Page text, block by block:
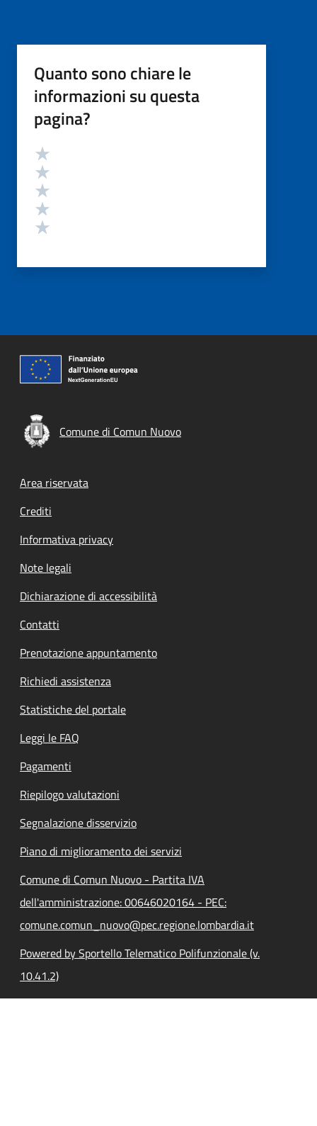
Quanto sono chiare le
informazioni su questa
pagina?
Valutazione
Comune di Comun Nuovo
Footer menu
Area riservata
Crediti
Informativa privacy
Note legali
Dichiarazione di accessibilità
Contatti
Prenotazione appuntamento
Richiedi assistenza
Statistiche del portale
Leggi le FAQ
Pagamenti
Riepilogo valutazioni
Segnalazione disservizio
Piano di miglioramento dei servizi
Comune di Comun Nuovo - Partita IVA
dell'amministrazione: 00646020164 - PEC:
comune.comun_nuovo@pec.regione.lombardia.it
Powered by Sportello Telematico Polifunzionale (v.
10.41.2)